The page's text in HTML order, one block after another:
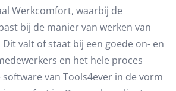
Werkcomfort, waarbij de
bij de manier van werken van
valt of staat bij een goede on- en
en het hele proces
van Tools4ever in de vorm